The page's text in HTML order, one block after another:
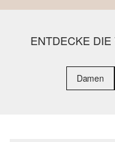
ENTDECKE
Damen